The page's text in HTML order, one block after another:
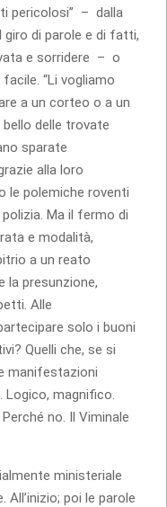
pericolosi” – dalla
giro di parole e di fatti,
e sorridere – o
“Li vogliamo
a un corteo o a un
bello delle trovate
sparate
alla loro
le polemiche roventi
Ma il fermo di
e modalità,
a un reato
la presunzione,
Alle
solo i buoni
Quelli che, se si
manifestazioni
magnifico.
no. Il Viminale
ministeriale
poi le parole